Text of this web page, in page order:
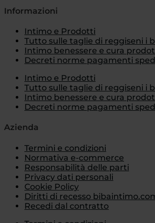
Informazioni
Intimo e Prodotti
Tutto sulle taglie di reggiseni i
Intimo benessere e cura
Decreti norme pagamenti
Intimo e Prodotti
Tutto sulle taglie di reggiseni i
Intimo benessere e cura
Decreti norme pagamenti
Azienda
Termini e condizioni
Normativa e-commerce
Responsabilità delle parti
Privacy dati personali
Cookie Policy
Diritti di recesso
Recedi dal contratto